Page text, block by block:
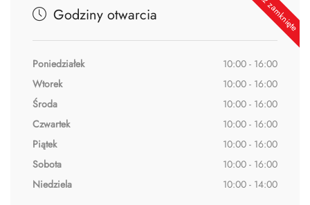
Godziny otwarcia
Poniedziałek
10:00 - 16:00
Wtorek
10:00 - 16:00
Środa
10:00 - 16:00
Czwartek
10:00 - 16:00
Piątek
10:00 - 16:00
Sobota
10:00 - 16:00
Niedziela
10:00 - 14:00